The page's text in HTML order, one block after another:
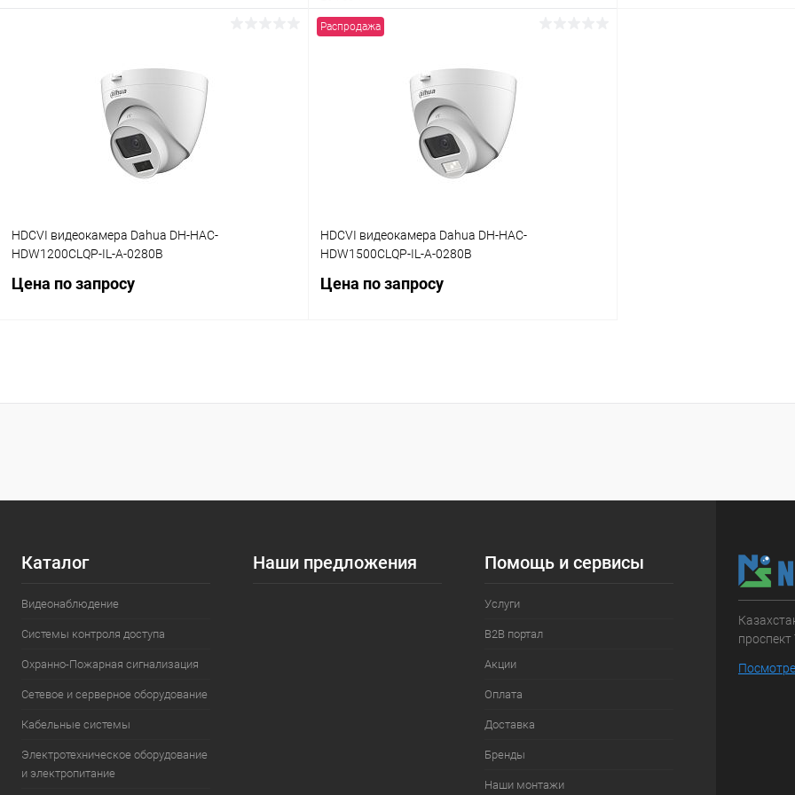
Купить в 1 клик Сравнение
В наличии
Купить в 1 клик Сравнение
В наличии
HDCVI видеокамера Dahua DH-HAC-
HDW1200CLQP-IL-A-0280B
Цена по запросу
Купить в 1 клик Сравнение
Распродажа
HDCVI видеокамера Dahua DH-HAC-
HDW1500CLQP-IL-A-0280B
Цена по запросу
Купить в 1 клик Сравнение
Каталог
Видеонаблюдение
Системы контроля доступа
Охранно-Пожарная сигнализация
Сетевое и серверное оборудование
Кабельные системы
Электротехническое оборудование
и электропитание
Наши предложения Помощь и сервисы
Услуги
B2B портал
Акции
Оплата
Доставка
Бренды
Наши монтажи